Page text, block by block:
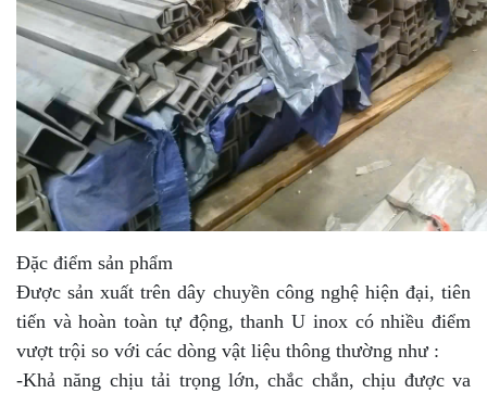
Đặc điểm sản phẩm
Được sản xuất trên dây chuyền công nghệ hiện đại, tiên
tiến và hoàn toàn tự động, thanh U inox có nhiều điểm
vượt trội so với các dòng vật liệu thông thường như :
-Khả năng chịu tải trọng lớn, chắc chắn, chịu được va